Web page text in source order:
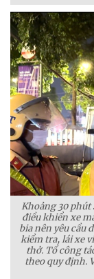
Khoảng 30
điều khiển xe
bia nên yêu cầu
kiểm tra, lái xe
thở. Tổ công
theo quy định.